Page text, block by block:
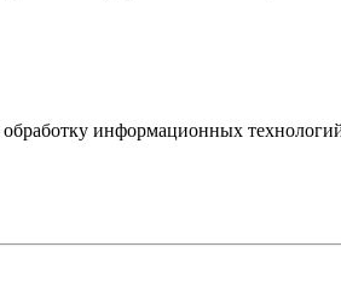
информационных